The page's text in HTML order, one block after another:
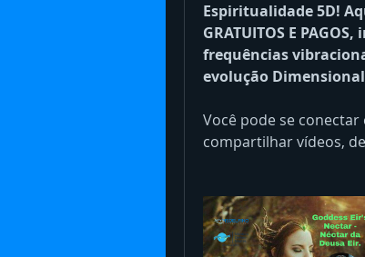
Espiritualidade 5D!
GRATUITOS E
frequências
evolução
Você pode se
compartilhar vídeos,